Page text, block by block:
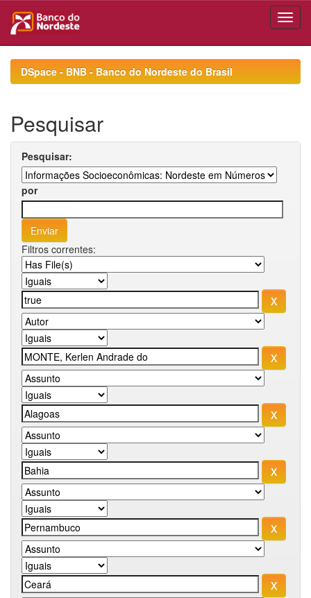
navigationDSpace - BNB - Banco do Nordeste do Brasil
Pesquisar
Pesquisar:
por
Filtros correntes: